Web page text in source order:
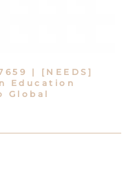
| [NEEDS]
Education
Global